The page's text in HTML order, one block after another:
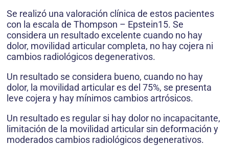
Se realizó una valoración clínica de estos pacientes
con la escala de Thompson – Epstein15. Se
considera un resultado excelente cuando no hay
dolor, movilidad articular completa, no hay cojera ni
cambios radiológicos degenerativos.
Un resultado se considera bueno, cuando no hay
dolor, la movilidad articular es del 75%, se presenta
leve cojera y hay mínimos cambios artrósicos.
Un resultado es regular si hay dolor no incapacitante,
limitación de la movilidad articular sin deformación y
moderados cambios radiológicos degenerativos.